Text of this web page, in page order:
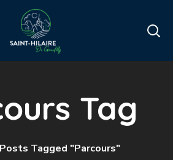
Tag
Posts Tagged "parcours"